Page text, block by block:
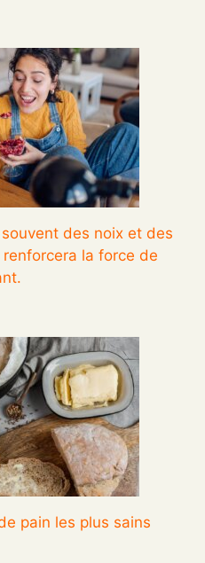
des noix et des
la force de
pain les plus sains